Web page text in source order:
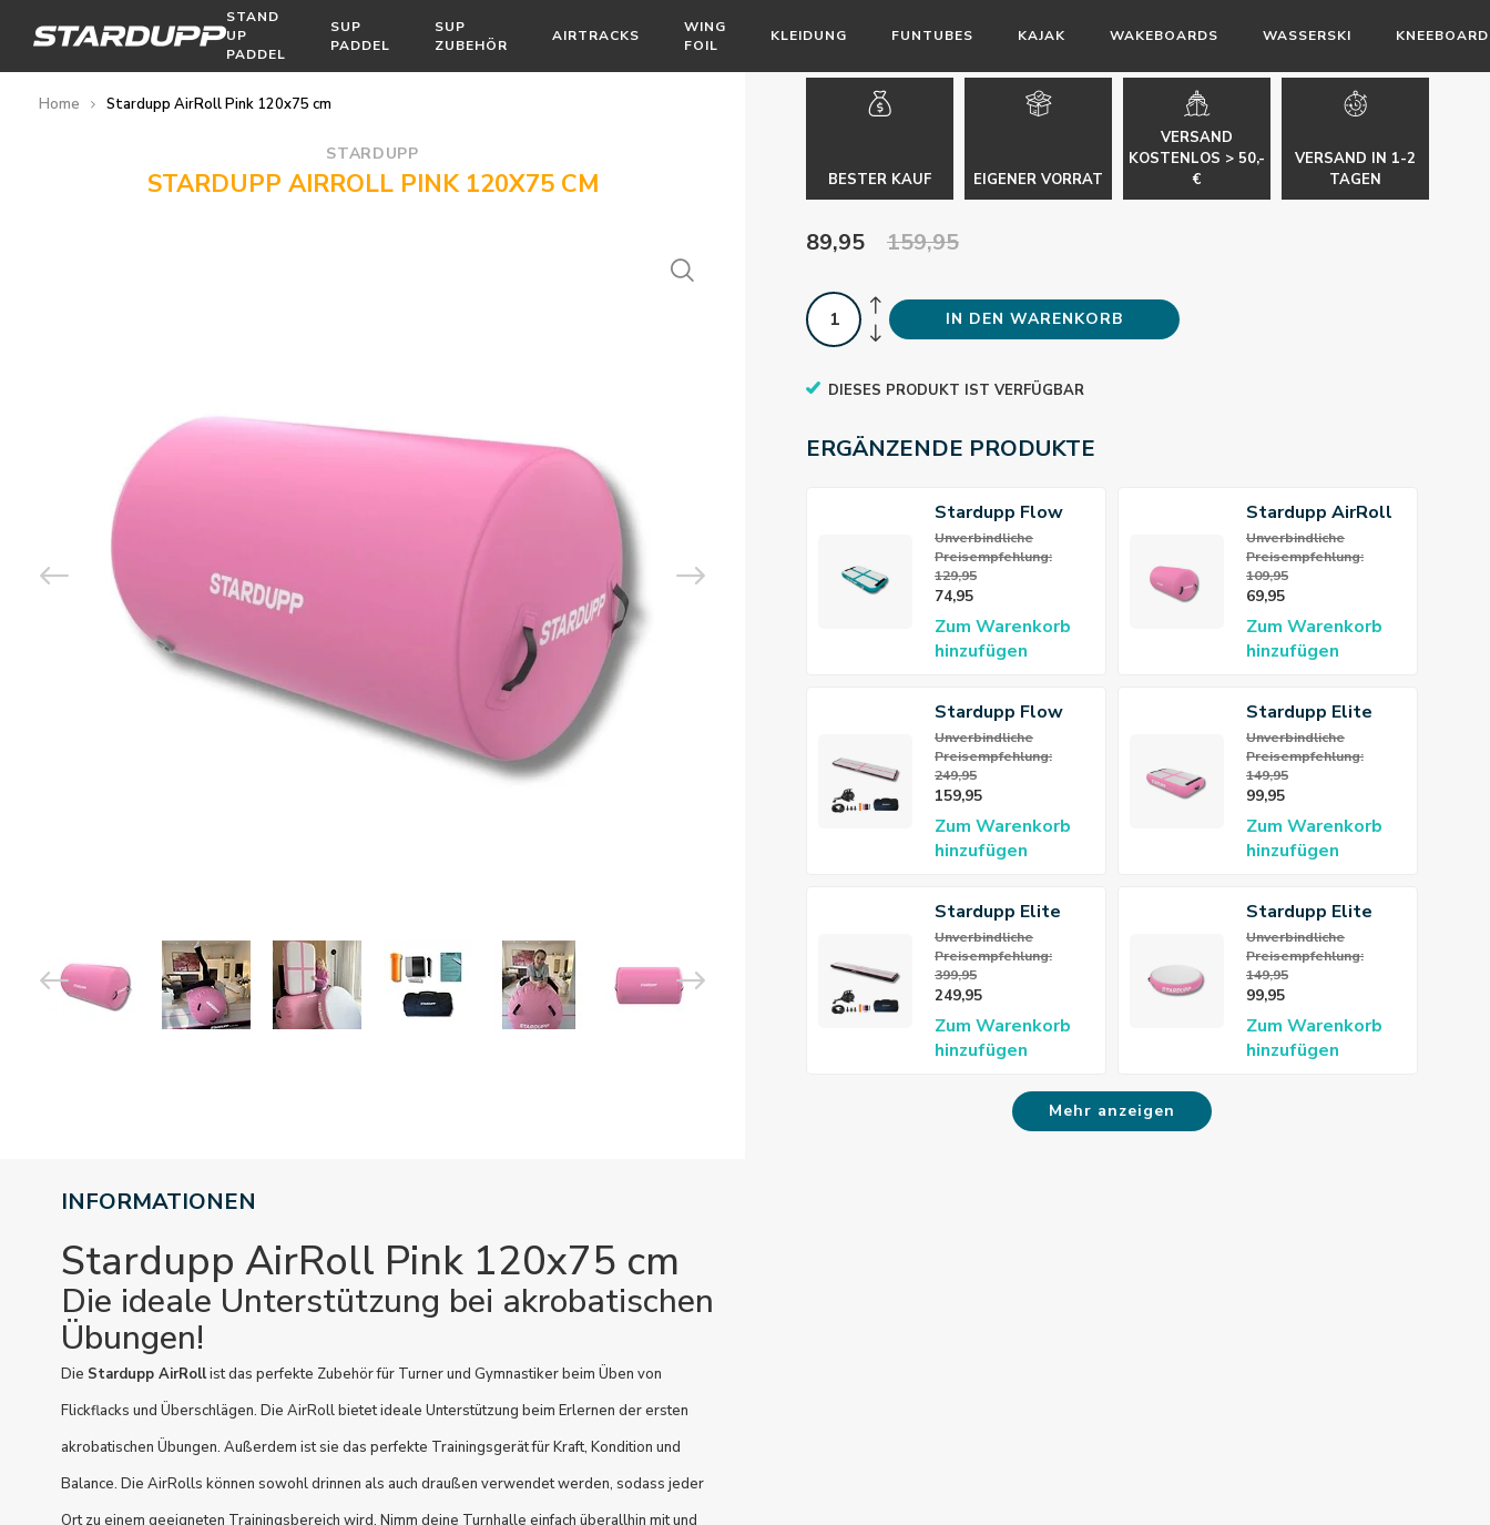
STAND
UP
PADDEL
SUP
PADDEL
SUP
ZUBEHÖR
AIRTRACKS
WING
FOIL
KLEIDUNG FUNTUBES KAJAK WAKEBOARDS WASSERSKI
Home Stardupp AirRoll Pink 120x75 cm
STARDUPP
STARDUPP AIRROLL PINK 120X75 CM BESTER KAUF EIGENER VORRAT
VERSAND
KOSTENLOS > 50,-
€
VERSAND IN 1-2
TAGEN
89,95 159,95
IN DEN WARENKORB
DIESES PRODUKT IST VERFÜGBAR
ERGÄNZENDE PRODUKTE
Stardupp Flow
AirBlock
Unverbindliche
Preisempfehlung:
129,95
74,95
Zum Warenkorb
hinzufügen
Stardupp AirRoll
Pink 100x60 cm
Unverbindliche
Preisempfehlung:
109,95
69,95
Zum Warenkorb
hinzufügen
Stardupp Flow
AirTrack Pink 4m
10cm
Unverbindliche
Preisempfehlung:
249,95
159,95
Zum Warenkorb
hinzufügen
Stardupp Elite
Pro AirBlock Pink
Unverbindliche
Preisempfehlung:
149,95
99,95
Zum Warenkorb
hinzufügen
Stardupp Elite
Pro AirTrack Pink
5m 20cm
Unverbindliche
Preisempfehlung:
399,95
249,95
Zum Warenkorb
hinzufügen
Stardupp Elite
Pro AirSpot Pink
Unverbindliche
Preisempfehlung:
149,95
99,95
Zum Warenkorb
hinzufügen
Mehr anzeigen
INFORMATIONEN
Stardupp AirRoll Pink 120x75 cm
Die ideale Unterstützung bei akrobatischen
Übungen!
Die Stardupp AirRollist das perfekte Zubehör für Turner und Gymnastiker beim Üben von
Flickflacks und Überschlägen. Die AirRoll bietet ideale Unterstützung beim Erlernen der ersten
akrobatischen Übungen. Außerdem ist sie das perfekte Trainingsgerät für Kraft, Kondition und
Balance. Die AirRolls können sowohl drinnen als auch draußen verwendet werden, sodass jeder
Ort zu einem geeigneten Trainingsbereich wird. Nimm deine Turnhalle einfach überallhin mit und